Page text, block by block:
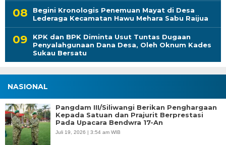
Begini Kronologis Penemuan Mayat di Desa
Lederaga Kecamatan Hawu Mehara Sabu Raijua
KPK dan BPK Diminta Usut Tuntas Dugaan
Penyalahgunaan Dana Desa, Oleh Oknum Kades
Sukau Bersatu
NASIONAL
Pangdam III/Siliwangi Berikan Penghargaan
Kepada Satuan dan Prajurit Berprestasi
Pada Upacara Bendwra 17-An
Juli 19, 2026 | 3:54 am WIB